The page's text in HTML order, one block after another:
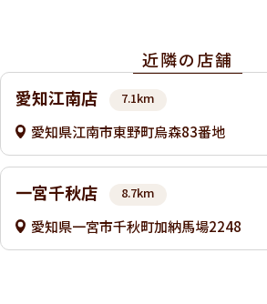
近隣の店舗
愛知江南店
7.1km
愛知県江南市東野町烏森83番地
一宮千秋店 8.7km
愛知県一宮市千秋町加納馬場2248